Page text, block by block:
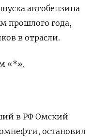
автобензина
прошлого года,
в отрасли.
«*».
в РФ Омский
остановил